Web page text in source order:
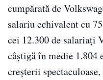
cumpărată de
salariu echivalent cu
cei 12.300 de salariaţi
câştigă în medie 1.804
creşterii